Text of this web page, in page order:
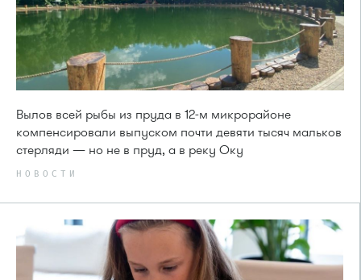
Вылов всей рыбы из пруда в 12-м микрорайоне
компенсировали выпуском почти девяти тысяч мальков
стерляди — но не в пруд, а в реку Оку
НОВОСТИ